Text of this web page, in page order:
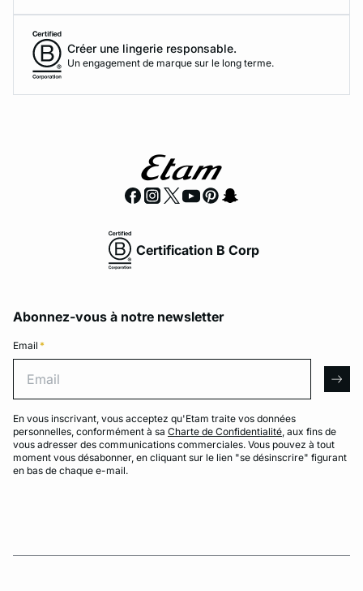
Créer une lingerie responsable.
Un engagement de marque sur le long terme.
Certification B Corp
Abonnez-vous à notre newsletter
Email *
En vous inscrivant, vous acceptez qu'Etam traite vos données
personnelles, conformément à sa Charte de Confidentialité, aux fins de
vous adresser des communications commerciales. Vous pouvez à tout
moment vous désabonner, en cliquant sur le lien "se désinscrire" figurant
en bas de chaque e-mail.